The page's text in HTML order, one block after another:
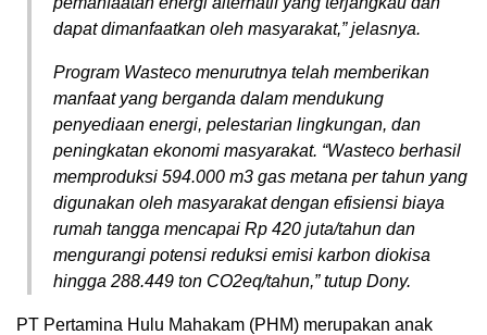
dapat dimanfaatkan oleh masyarakat,” jelasnya.
Program Wasteco menurutnya telah memberikan
manfaat yang berganda dalam mendukung
penyediaan energi, pelestarian lingkungan, dan
peningkatan ekonomi masyarakat. “Wasteco berhasil
memproduksi 594.000 m3 gas metana per tahun yang
digunakan oleh masyarakat dengan efisiensi biaya
rumah tangga mencapai Rp 420 juta/tahun dan
mengurangi potensi reduksi emisi karbon diokisa
hingga 288.449 ton CO2eq/tahun,” tutup Dony.
PT Pertamina Hulu Mahakam (PHM) merupakan anak